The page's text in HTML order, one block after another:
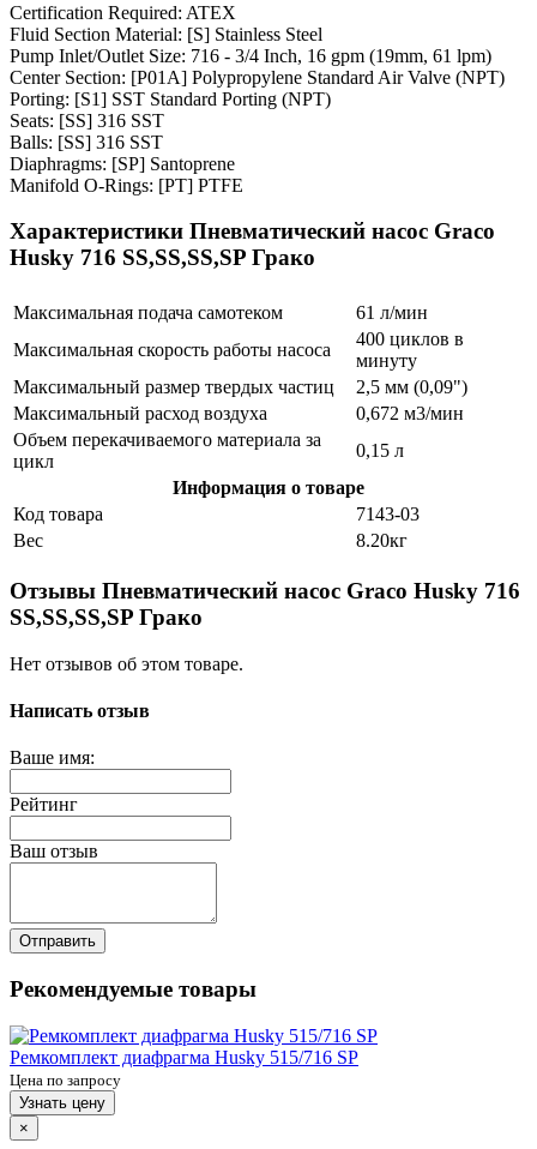
Certification Required: ATEX
Fluid Section Material: [S] Stainless Steel
Pump Inlet/Outlet Size: 716 - 3/4 Inch, 16 gpm (19mm, 61 lpm)
Center Section: [P01A] Polypropylene Standard Air Valve (NPT)
Porting: [S1] SST Standard Porting (NPT)
Seats: [SS] 316 SST
Balls: [SS] 316 SST
Diaphragms: [SP] Santoprene
Manifold O-Rings: [PT] PTFE
Характеристики Пневматический насос Graco
Husky 716 SS,SS,SS,SP Грако
Максимальная подача самотеком
61 л/мин
Максимальная скорость работы насоса
400 циклов в
минуту
Максимальный размер твердых частиц
2,5 мм (0,09")
Максимальный расход воздуха
0,672 м3/мин
Объем перекачиваемого материала за
цикл
0,15 л
Информация о товаре
Код товара
7143-03
Вес
8.20кг
Отзывы Пневматический насос Graco Husky 716
SS,SS,SS,SP Грако
Нет отзывов об этом товаре.
Написать отзыв
Ваше имя:
Рейтинг
Ваш отзыв
Отправить
Рекомендуемые товары
Ремкомплект диафрагма Husky 515/716 SP
Цена по запросу
Узнать цену
×